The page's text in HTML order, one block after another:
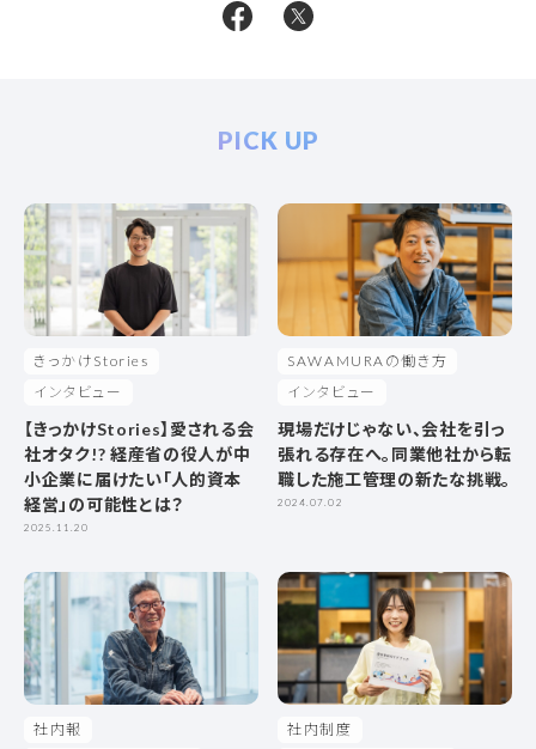
PICK UP
きっかけStories
インタビュー
【きっかけStories】愛される会
社オタク!? 経産省の役人が中
小企業に届けたい「人的資本
経営」の可能性とは？
2025.11.20
SAWAMURAの働き方
インタビュー
現場だけじゃない、会社を引っ
張れる存在へ。同業他社から転
職した施工管理の新たな挑戦。
2024.07.02
社内報
社内制度